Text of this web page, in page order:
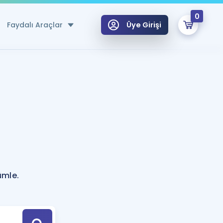
Faydalı Araçlar
Hesaplama Aracı
için Öneriler
Tek Takvimde
Üye Girişi
0